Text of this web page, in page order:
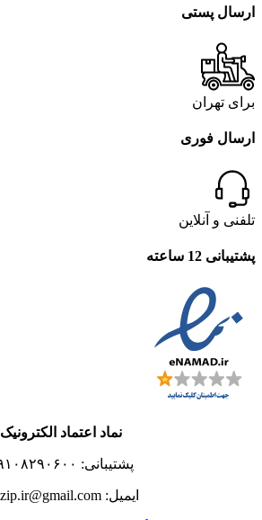
ارسال پستی
برای تهران
ارسال فوری
تلفنی و آنلاین
پشتیبانی 12 ساعته
نماد اعتماد الکترونیک
پشتیبانی: ۰۹۱۰۸۲۹۰۶۰۰
ایمیل: petzip.ir@gmail.com